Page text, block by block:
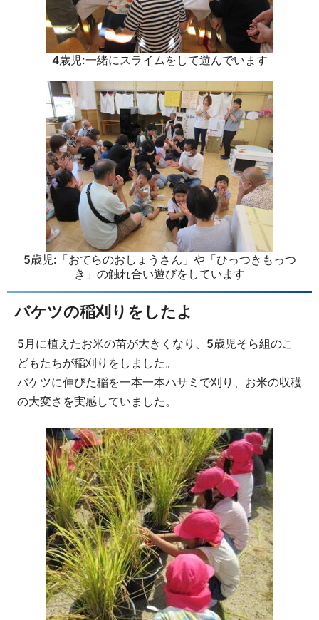
4歳児:一緒にスライムをして遊んでいます
5歳児:「おてらのおしょうさん」や「ひっつきもっつ
き」の触れ合い遊びをしています
バケツの稲刈りをしたよ
5月に植えたお米の苗が大きくなり、5歳児そら組のこ
どもたちが稲刈りをしました。
バケツに伸びた稲を一本一本ハサミで刈り、お米の収穫
の大変さを実感していました。